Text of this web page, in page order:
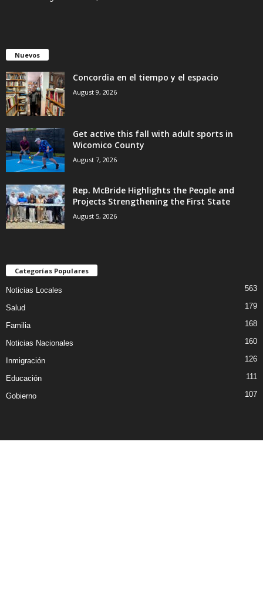
Nuevos
Concordia en el tiempo y el espacio
August 9, 2026
Get active this fall with adult sports in
Wicomico County
August 7, 2026
Rep. McBride Highlights the People and
Projects Strengthening the First State
August 5, 2026
Categorías Populares
Noticias Locales 563
Salud 179
Familia 168
Noticias Nacionales 160
Inmigración 126
Educación 111
Gobierno 107